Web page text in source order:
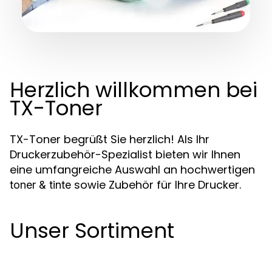
Herzlich willkommen bei
TX-Toner
TX-Toner begrüßt Sie herzlich! Als Ihr
Druckerzubehör-Spezialist bieten wir Ihnen
eine umfangreiche Auswahl an hochwertigen
toner & tinte sowie Zubehör für Ihre Drucker.
Unser Sortiment